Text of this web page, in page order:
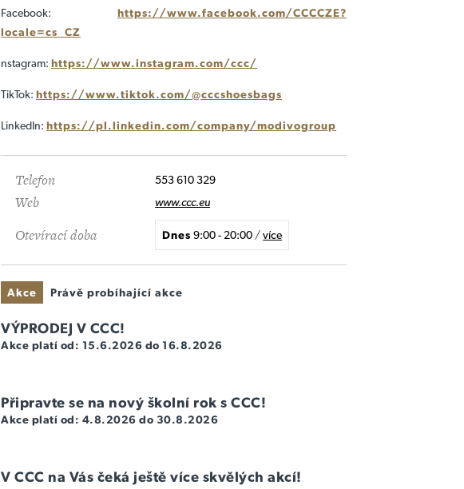
Facebook: https://www.facebook.com/CCCCZE?
locale=cs_CZ
nstagram: https://www.instagram.com/ccc/
TikTok: https://www.tiktok.com/@cccshoesbags
LinkedIn: https://pl.linkedin.com/company/modivogroup
Telefon 553 610 329
Web www.ccc.eu
Otevírací doba Dnes 9:00 - 20:00 /více
Akce Právě probíhající akce
VÝPRODEJ V CCC!
Akce platí od: 15.6.2026 do 16.8.2026
Připravte se na nový školní rok s CCC!
Akce platí od: 4.8.2026 do 30.8.2026
V CCC na Vás čeká ještě více skvělých akcí!